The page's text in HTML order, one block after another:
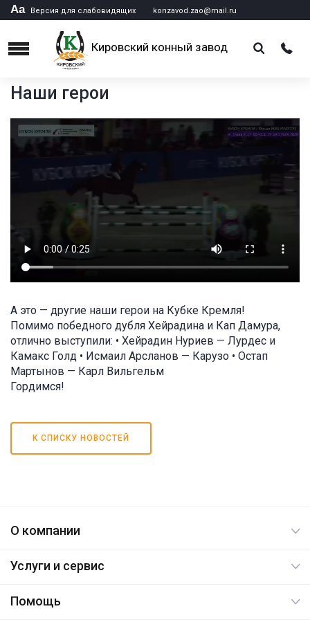
Аа Версия для слабовидящих konzavod.zao@mail.ru
Menu Кировский конный завод
Наши герои
А это — другие наши герои на Кубке Кремля!
Помимо победного дубля Хейрадина и Кап Дамура,
отлично выступили: • Хейрадин Нуриев — Лурдес и
Камакс Голд • Исмаил Арсланов — Карузо • Остап
Мартынов — Карл Вильгельм
Гордимся!
К СПИСКУ НОВОСТЕЙ
О компании
Услуги и сервис
Помощь